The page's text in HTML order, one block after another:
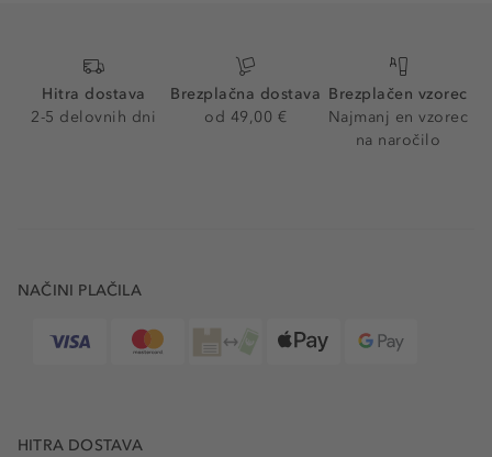
Hitra dostava
2-5 delovnih dni
Brezplačna dostava
od 49,00 €
Brezplačen vzorec
Najmanj en vzorec
na naročilo
NAČINI PLAČILA
HITRA DOSTAVA